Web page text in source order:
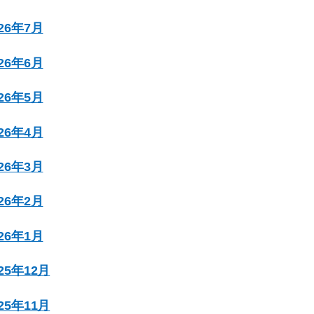
年7月
年6月
年5月
年4月
年3月
年2月
年1月
年12月
年11月